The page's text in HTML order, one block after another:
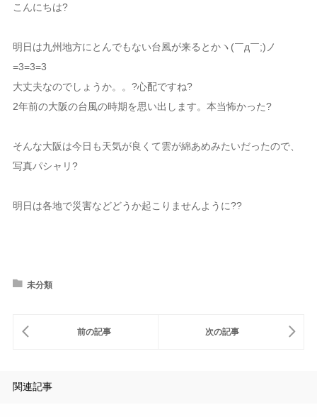
こんにちは?
明日は九州地方にとんでもない台風が来るとかヽ(￣д￣;)ノ
=3=3=3
大丈夫なのでしょうか。。?心配ですね?
2年前の大阪の台風の時期を思い出します。本当怖かった?
そんな大阪は今日も天気が良くて雲が綿あめみたいだったので、
写真パシャリ?
明日は各地で災害などどうか起こりませんように??
未分類
関連記事